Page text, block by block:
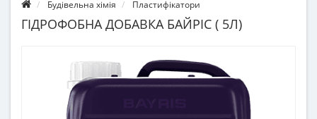
Будівельна хімія Пластифікатори
ГІДРОФОБНА ДОБАВКА БАЙРІС ( 5Л)